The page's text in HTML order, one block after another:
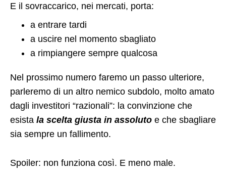
E il sovraccarico, nei mercati, porta:
a entrare tardi
a uscire nel momento sbagliato
a rimpiangere sempre qualcosa
Nel prossimo numero faremo un passo ulteriore,
parleremo di un altro nemico subdolo, molto amato
dagli investitori “razionali”: la convinzione che
esista la scelta giusta in assoluto e che sbagliare
sia sempre un fallimento.
Spoiler: non funziona così. E meno male.